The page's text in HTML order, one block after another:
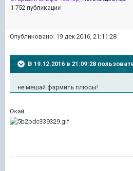
1 752 публикации
Опубликовано: 19 дек 2016, 21:11:28
В 19.12.2016 в 21:09:28
не мешай фармить плюсы!
Окай